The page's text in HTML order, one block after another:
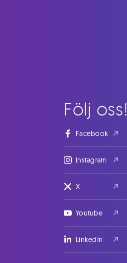
Följ oss!
Facebook
Instagram
X
Youtube
LinkedIn